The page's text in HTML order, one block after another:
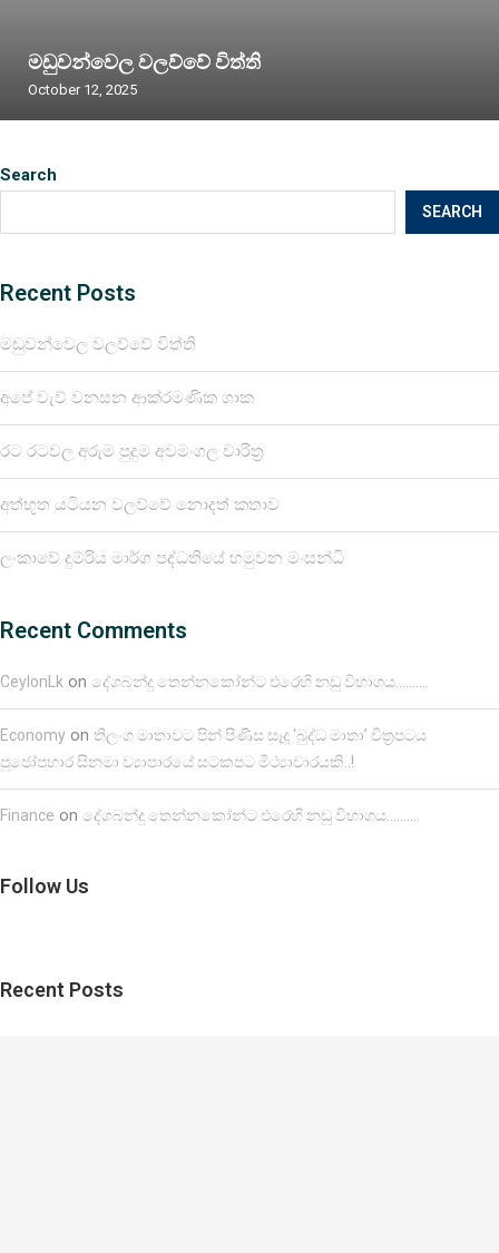
Search
SEARCH
Recent Posts
මඩුවන්වෙල වලව්වේ විත්ති
අපේ වැව් වනසන ආක්රමණික ශාක
රට රටවල අරුම පුදුම අවමංගල චාරිත්‍ර
අත්භූත යටියන වලව්වේ නොදත් කතාව
ලංකාවේ දුම්රිය මාර්ග පද්ධතියේ හමුවන මංසන්ධි
Recent Comments
CeylonLk on දේශබන්දු තෙන්නකෝන්ට එරෙහි නඩු විභාගය……….
Economy on තිලංග මාතාවට පින් පිණිස සෑදූ ‘බුද්ධ මාතා’ චිත්‍රපටය
පූජෝපහාර සිනමා ව්‍යාපාරයේ සටකපට මිථ්‍යාචාරයකි..!
Finance on දේශබන්දු තෙන්නකෝන්ට එරෙහි නඩු විභාගය……….
Follow Us
Recent Posts
මඩුවන්වෙල වලව්වේ විත්ති
October 12, 2025